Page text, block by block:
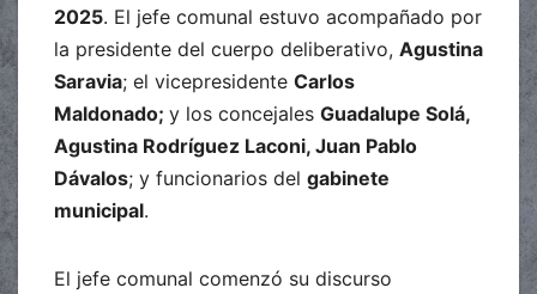
2025. El jefe comunal estuvo acompañado por
la presidente del cuerpo deliberativo, Agustina
Saravia; el vicepresidente Carlos
Maldonado; y los concejales Guadalupe Solá,
Agustina Rodríguez Laconi, Juan Pablo
Dávalos; y funcionarios del gabinete
municipal.
El jefe comunal comenzó su discurso